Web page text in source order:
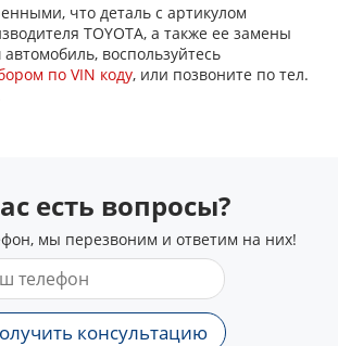
что деталь с артикулом
TOYOTA, а также ее замены
воспользуйтесь
по VIN коду, или позвоните по тел.
есть вопросы?
мы перезвоним и ответим на них!
консультацию